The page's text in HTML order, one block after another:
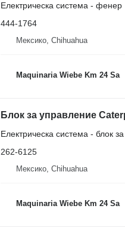
Електрическа система - фенер
444-1764
Мексико, Chihuahua
Maquinaria Wiebe Km 24 Sa
Електрическа система - блок
262-6125
Мексико, Chihuahua
Maquinaria Wiebe Km 24 Sa